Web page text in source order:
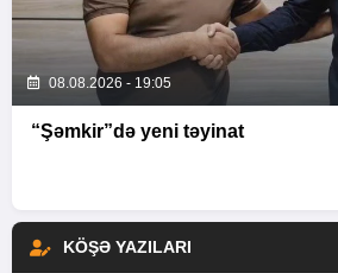
08.08.2026 - 19:05
“Şəmkir”də yeni təyinat
KÖŞƏ YAZILARI